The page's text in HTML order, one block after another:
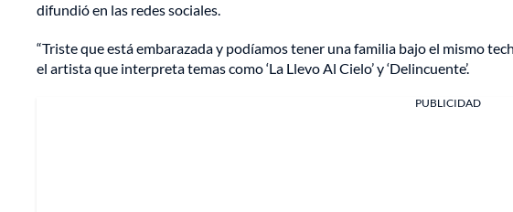
difundió en las redes sociales.
“Triste que está embarazada y podíamos tener una familia bajo el mismo
el artista que interpreta temas como ‘La Llevo Al Cielo’ y ‘Delincuente’.
PUBLICIDAD